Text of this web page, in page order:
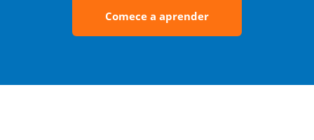
Comece a aprender